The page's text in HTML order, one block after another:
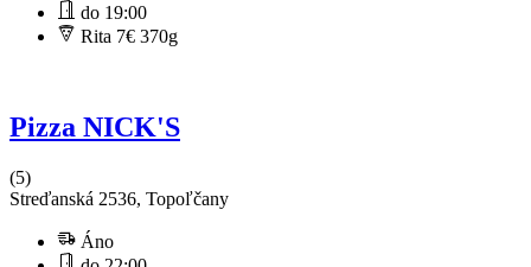
do 19:00
Rita 7€ 370g
Pizza NICK'S
(5)
Streďanská 2536, Topoľčany
Áno